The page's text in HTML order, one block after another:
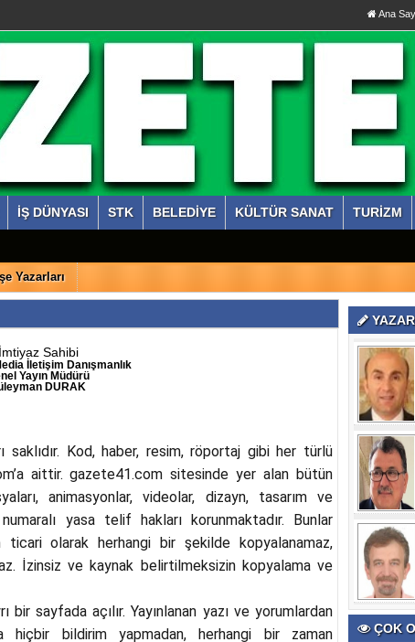
Ana
İŞ DÜNYASI STK BELEDİYE KÜLTÜR SANAT TURİZM
Yazarları
İmtiyaz Sahibi
İletişim Danışmanlık
Yayın Müdürü
DURAK
Kod, haber, resim, röportaj gibi her türlü
’a aittir.gazete41.com sitesinde yer alan bütün
animasyonlar, videolar, dizayn, tasarım ve
yasa telif hakları korunmaktadır. Bunlar
ticari olarak herhangi bir şekilde kopyalanamaz,
İzinsiz ve kaynak belirtilmeksizin kopyalama ve
bir sayfada açılır. Yayınlanan yazı ve yorumlardan
hiçbir bildirim yapmadan, herhangi bir zaman
ÇOK